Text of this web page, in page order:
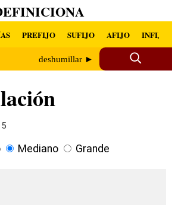
PREFIJO SUFIJO AFIJO INFIJO
deshumillar ►
Mediano Grande